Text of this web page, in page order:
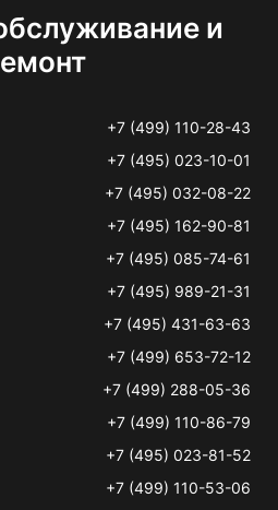
и
+7 (499) 110-28-43
+7 (495) 023-10-01
+7 (495) 032-08-22
+7 (495) 162-90-81
+7 (495) 085-74-61
+7 (495) 989-21-31
+7 (495) 431-63-63
+7 (499) 653-72-12
+7 (499) 288-05-36
+7 (499) 110-86-79
+7 (495) 023-81-52
+7 (499) 110-53-06